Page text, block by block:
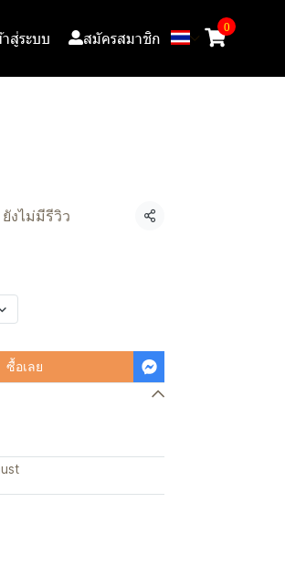
าสู่ระบบ สมัครสมาชิก
0
ยังไม่มีรีวิว แชร์
ซื้อเลย